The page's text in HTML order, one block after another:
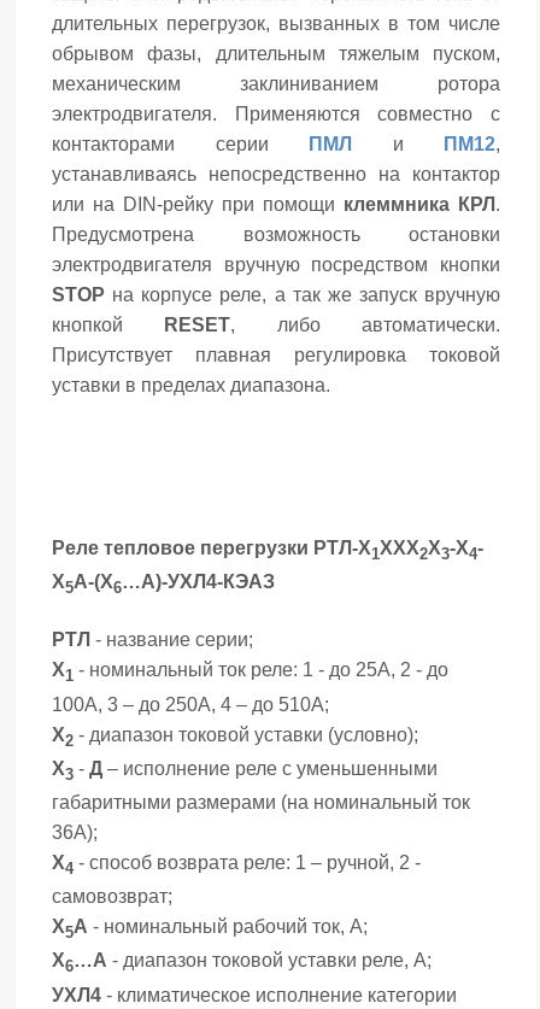
длительных перегрузок, вызванных в том числе
обрывом фазы, длительным тяжелым пуском,
механическим заклиниванием ротора
электродвигателя. Применяются совместно с
контакторами серии
ПМЛ и ПМ12,
устанавливаясь непосредственно на контактор
или на DIN-рейку при помощи клеммника КРЛ .
Предусмотрена возможность остановки
электродвигателя вручную посредством кнопки
STOP на корпусе реле, а так же запуск вручную
кнопкой
RESET, либо автоматически.
Присутствует плавная регулировка токовой
уставки в пределах диапазона.
Реле тепловое перегрузки РТЛ-Х1ХХХ2Х3-Х4-
Х5А-(Х6…А)-УХЛ4-КЭАЗ
РТЛ - название серии;
Х1 - номинальный ток реле: 1 - до 25А, 2 - до
100А, 3 – до 250А, 4 – до 510А;
Х2 - диапазон токовой уставки (условно);
Х3 - Д – исполнение реле с уменьшенными
габаритными размерами (на номинальный ток
36А);
Х4 - способ возврата реле: 1 – ручной, 2 -
самовозврат;
Х5А - номинальный рабочий ток, А;
Х6…А - диапазон токовой уставки реле, А;
УХЛ4 - климатическое исполнение категории